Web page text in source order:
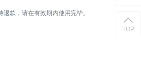
款，请在有效期内使用完毕。
TOP